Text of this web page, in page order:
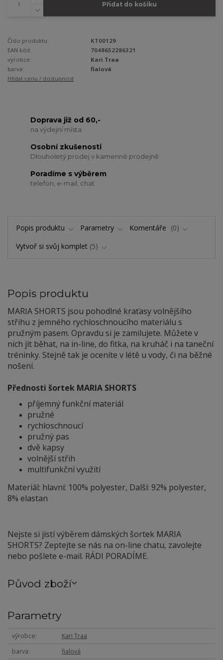
Přidat do košíku
Číslo produktu:
KT00129
EAN kód:
7048652286321
výrobce:
Kari Traa
barva:
fialová
Hlídat cenu / dostupnost
Doprava již od 60,-
na výdejní místa
Osobní zkušenosti
Dlouholetý prodej v kamenné prodejně
Poradíme s výběrem
telefon, e-mail, chat
Popis produktu Parametry Komentáře
0
Vytvoř si svůj komplet 5
Popis produktu
MARIA SHORTS jsou pohodlné kraťasy volnějšího
střihu z jemného rychloschnoucího materiálu s
pružným pasem. Opravdu si je zamilujete. Můžete v
nich jít běhat, na in-line, do fitka, na kruháč i na taneční
tréninky. Stejně tak je oceníte v létě u vody, či na běžné
nošení.
Přednosti šortek MARIA SHORTS
příjemný funkční materiál
pružné
rychloschnoucí
pružný pas
dvě kapsy
volnější střih
multifunkční využití
Materiál: hlavní: 100% polyester, Další: 92% polyester,
8% elastan
Nejste si jistí výběrem dámských šortek MARIA
SHORTS? Zeptejte se nás na on-line chatu, zavolejte
nebo pošlete e-mail. RÁDI PORADÍME.
Původ zboží
Parametry
výrobce
Kari Traa
barva
fialová